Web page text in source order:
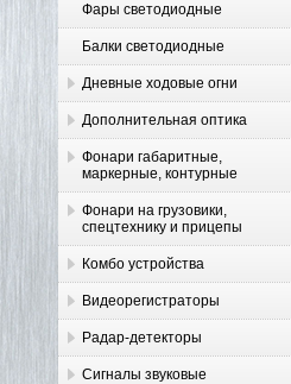
Фары светодиодные
Балки светодиодные
Дневные ходовые огни
Дополнительная оптика
Фонари габаритные,
маркерные, контурные
Фонари на грузовики,
спецтехнику и прицепы
Комбо устройства
Видеорегистраторы
Радар-детекторы
Сигналы звуковые